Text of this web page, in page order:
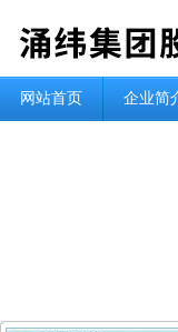
网站首页 企业简